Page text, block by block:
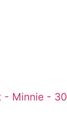
- Minnie - 30